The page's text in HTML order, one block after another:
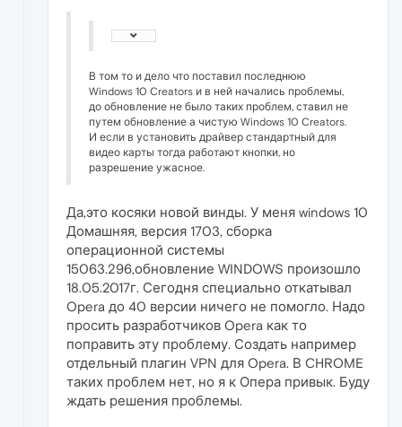
В том то и дело что поставил последнюю
Windows 10 Creators и в ней начались проблемы,
до обновление не было таких проблем, ставил не
путем обновление а чистую Windows 10 Creators.
И если в установить драйвер стандартный для
видео карты тогда работают кнопки, но
разрешение ужасное.
Да,это косяки новой винды. У меня windows 10
Домашняя, версия 1703, сборка
операционной системы
15063.296,обновление WINDOWS произошло
18.05.2017г. Сегодня специально откатывал
Opera до 40 версии ничего не помогло. Надо
просить разработчиков Opera как то
поправить эту проблему. Создать например
отдельный плагин VPN для Opera. В CHROME
таких проблем нет, но я к Опера привык. Буду
ждать решения проблемы.